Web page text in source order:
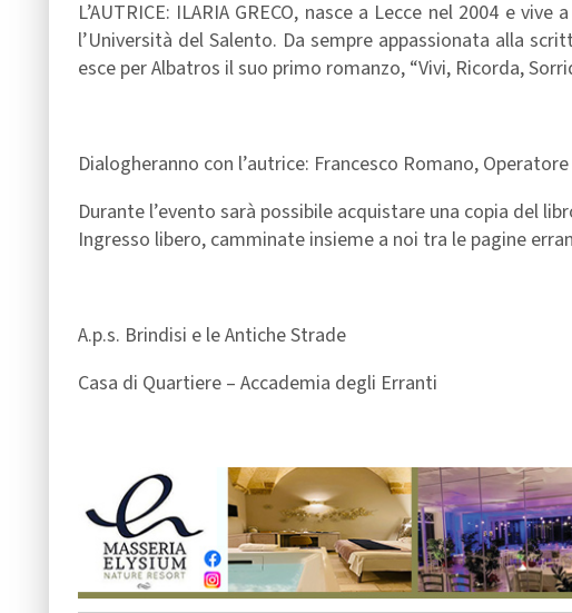
L’AUTRICE: ILARIA GRECO, nasce a Lecce nel 2004 e
l’Università del Salento. Da sempre appassionata alla
esce per Albatros il suo primo romanzo, “Vivi, Ricorda,
Dialogheranno con l’autrice: Francesco Romano,
Durante l’evento sarà possibile acquistare una copia del
Ingresso libero, camminate insieme a noi tra le pagine
A.p.s. Brindisi e le Antiche Strade
Casa di Quartiere – Accademia degli Erranti